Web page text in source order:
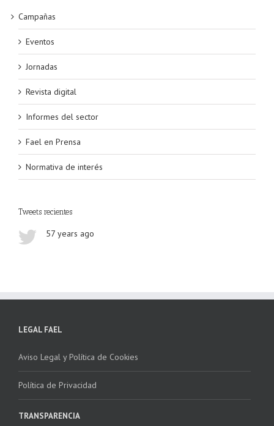
Campañas
Eventos
Jornadas
Revista digital
Informes del sector
Fael en Prensa
Normativa de interés
Tweets recientes
57 years ago
LEGAL FAEL
Aviso Legal y Política de Cookies
Política de Privacidad
TRANSPARENCIA